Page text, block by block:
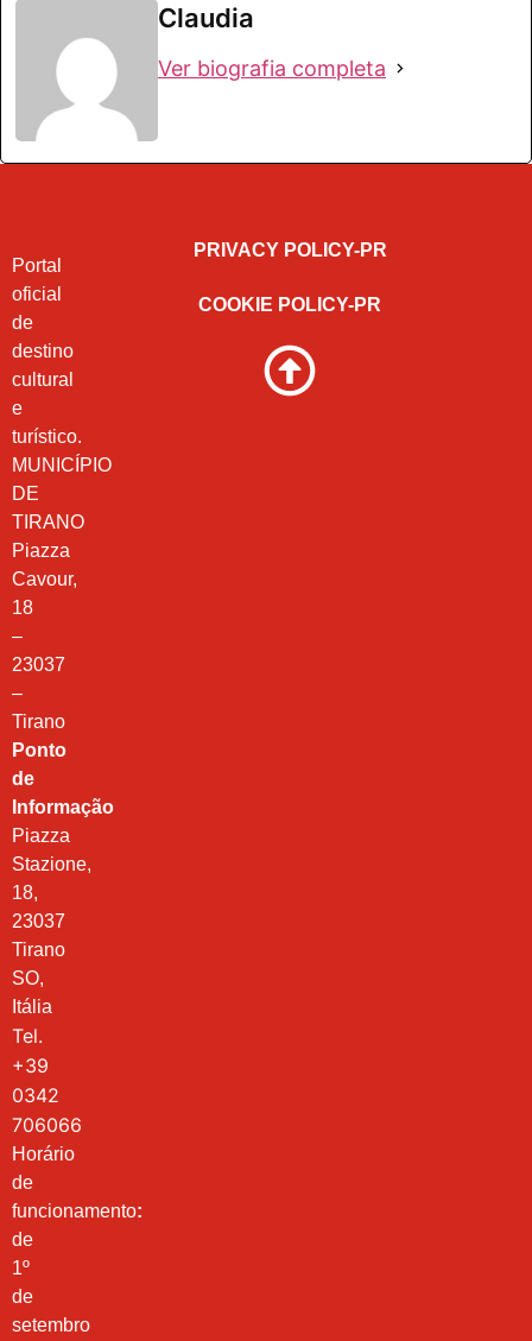
Claudia
Ver biografia completa
Portal
oficial
de
destino
cultural
e
turístico.
MUNICÍPIO
DE
TIRANO
Piazza
Cavour,
18
–
23037
–
Tirano
Ponto
de
Informação
Piazza
Stazione,
18,
23037
Tirano
SO,
Itália
Tel.
+39
0342
706066
Horário
de
funcionamento:
de
1º
de
setembro
PRIVACY POLICY-PR
COOKIE POLICY-PR